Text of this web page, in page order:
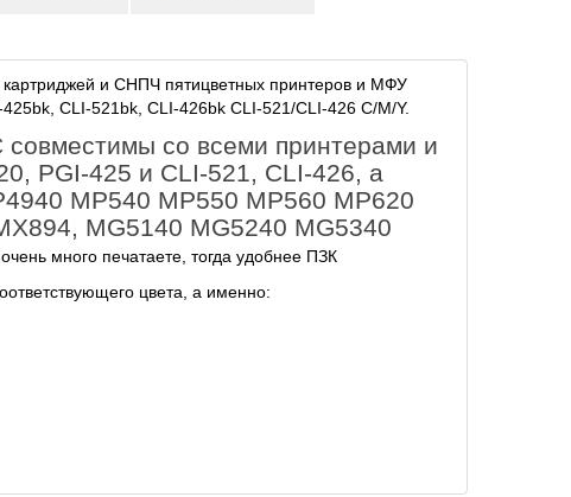
и СНПЧ пятицветных принтеров и МФУ
CLI-521bk, CLI-426bk CLI-521/CLI-426 C/M/Y.
со всеми принтерами и
PGI-425 и CLI-521, CLI-426, а
MP540 MP550 MP560 MP620
MG5140 MG5240 MG5340
много печатаете, тогда удобнее ПЗК
цвета, а именно: